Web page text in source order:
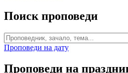
Поиск проповеди
Проповеди на дату
Проповеди на